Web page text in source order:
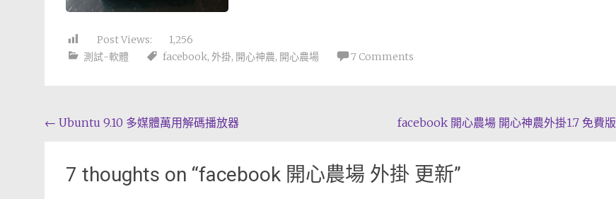
Post Views:
1,256
測試-軟體
facebook, 外掛, 開心神農, 開心農場 7 Comments
Post
← Ubuntu 9.10 多媒體萬用解碼播放器 facebook 開心農場 開心神農外掛1.7 免費版
7 thoughts on “facebook 開心農場 外掛 更新”